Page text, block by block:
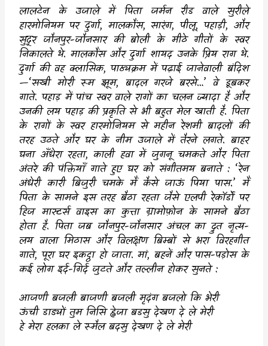
लालटेन के उजाले में पिता जर्मन रीड वाले सुरीले
हारमोनियम पर दुर्गा, मालकौंस,सारंग,पीलू,पहाड़ी, और
सुदूर जौनपुर-जौनसार की बोली के मीठे गीतों के स्वर
निकालते थे. मालकौंस और दुर्गा शायद उनके प्रिय राग थे.
दुर्गा की वह क्लासिक,पाठ्यक्रम में पढ़ाई जानेवाली बंदिश
—‘सखी मोरी रूम झूम, बादल गरजे बरसे…’वे डूबकर
गाते. पहाड़ में पांच स्वर वाले रागों का चलन ज्यादा है और
उनकी लय पहाड़ की प्रकृति से भी बहुत मेल खाती है. पिता
के रागों के स्वर हारमोनियम से महीन रेशमी बादलों की
तरह उठते और घर के नीम उजाले में तैरने लगते. बाहर
घना अँधेरा रहता,काली हवा में जुगनू चमकते और पिता
अंतरे की पंक्तियाँ गाते हुए घर को संगीतमय बनाते : ‘रेन
अंधेरी कारी बिजुरी चमके मैं कैसे जाऊं पिया पास.’ मैं
पिता के सामने इस तरह बैठा रहता जैसे एलपी रेकॉर्डों पर
हिज मास्टर्स वाइस का कुत्ता ग्रामोफ़ोन के सामने बैठा
होता है. पिता जब जौनपुर-जौनसार अंचल का द्रुत नृत्य-
लय वाला मिठास और विलक्षण बिम्बों से भरा विरहगीत
गाते,पूरा घर इकट्ठा हो जाता. मां, बहनें और पास-पड़ोस के
कई लोग इर्द-गिर्द जुटते और तल्लीन होकर सुनते :
आजणी बजली बाजणी बजली मृदंग बजलो कि भेरी
ऊंची डाड्यों तुम निसि ह्वेजा बडसु देखण दे ले मेरी
हे मेरा हलका ले रूमैल बदसु देखण दे ले मेरी